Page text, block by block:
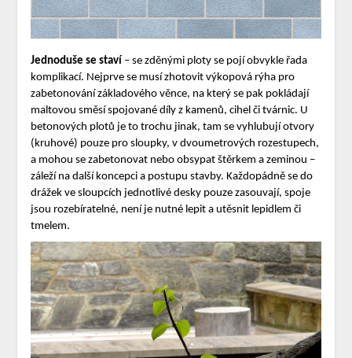
Jednoduše se staví – se zděnými ploty se pojí obvykle řada
komplikací. Nejprve se musí zhotovit výkopová rýha pro
zabetonování základového věnce, na který se pak pokládají
maltovou směsí spojované díly z kamenů, cihel či tvárnic. U
betonových plotů je to trochu jinak, tam se vyhlubují otvory
(kruhové) pouze pro sloupky, v dvoumetrových rozestupech,
a mohou se zabetonovat nebo obsypat štěrkem a zeminou –
záleží na další koncepci a postupu stavby. Každopádně se do
drážek ve sloupcích jednotlivé desky pouze zasouvají, spoje
jsou rozebíratelné, není je nutné lepit a utěsnit lepidlem či
tmelem.